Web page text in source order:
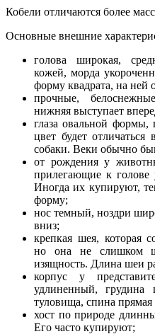
Кобели отличаются более
Основные внешние
голова широкая,
кожей, морда
форму квадрата, на ней
прочные,
нижняя выступает
глаза овальной
цвет будет
собаки. Веки обычно
от рождения у
прилегающие к
Иногда их купируют,
форму;
нос темный, ноздри
вниз;
крепкая шея, которая
но она не слишком
изящность. Длина шеи
корпус у
удлиненный, грудина
туловища, спина
хост по природе
Его часто купируют;